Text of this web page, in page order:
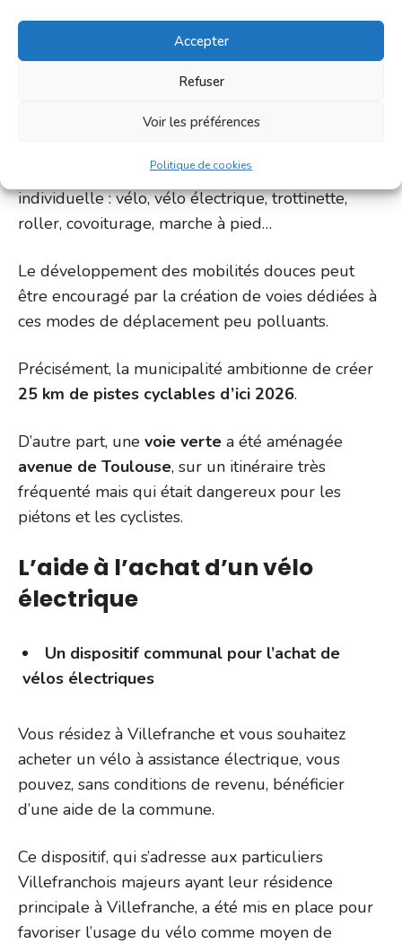
Accepter
Refuser
Voir les préférences
Politique de cookies
durable ou
individuelle : vélo, vélo électrique, trottinette,
roller, covoiturage, marche à pied…
Le développement des mobilités douces peut
être encouragé par la création de voies dédiées à
ces modes de déplacement peu polluants.
Précisément, la municipalité ambitionne de créer
25 km de pistes cyclables d’ici 2026.
D’autre part, une voie verte a été aménagée
avenue de Toulouse, sur un itinéraire très
fréquenté mais qui était dangereux pour les
piétons et les cyclistes.
L’aide à l’achat d’un vélo
électrique
Un dispositif communal pour l’achat de
vélos électriques
Vous résidez à Villefranche et vous souhaitez
acheter un vélo à assistance électrique, vous
pouvez, sans conditions de revenu, bénéficier
d’une aide de la commune.
Ce dispositif, qui s’adresse aux particuliers
Villefranchois majeurs ayant leur résidence
principale à Villefranche, a été mis en place pour
favoriser l’usage du vélo comme moyen de